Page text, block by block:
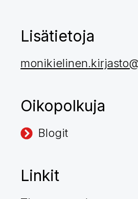
Lisätietoja
Oikopolkuja
Blogit
Linkit